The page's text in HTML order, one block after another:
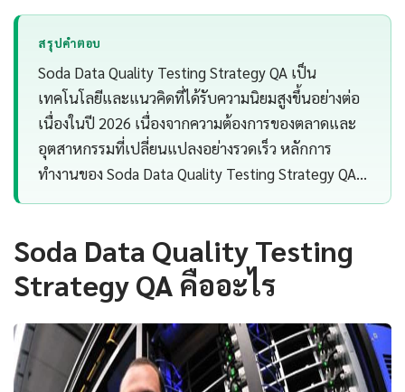
สรุปคำตอบ
Soda Data Quality Testing Strategy QA เป็น
เทคโนโลยีและแนวคิดที่ได้รับความนิยมสูงขึ้นอย่างต่อ
เนื่องในปี 2026 เนื่องจากความต้องการของตลาดและ
อุตสาหกรรมที่เปลี่ยนแปลงอย่างรวดเร็ว หลักการ
ทำงานของ Soda Data Quality Testing Strategy QA…
Soda Data Quality Testing
Strategy QA คืออะไร